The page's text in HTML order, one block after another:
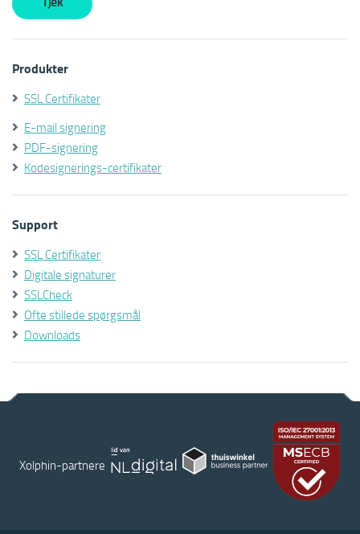
Produkter
SSL Certifikater
E-mail signering
PDF-signering
Kodesignerings-certifikater
Support
SSL Certifikater
Digitale signaturer
SSLCheck
Ofte stillede spørgsmål
Downloads
Xolphin-partnere